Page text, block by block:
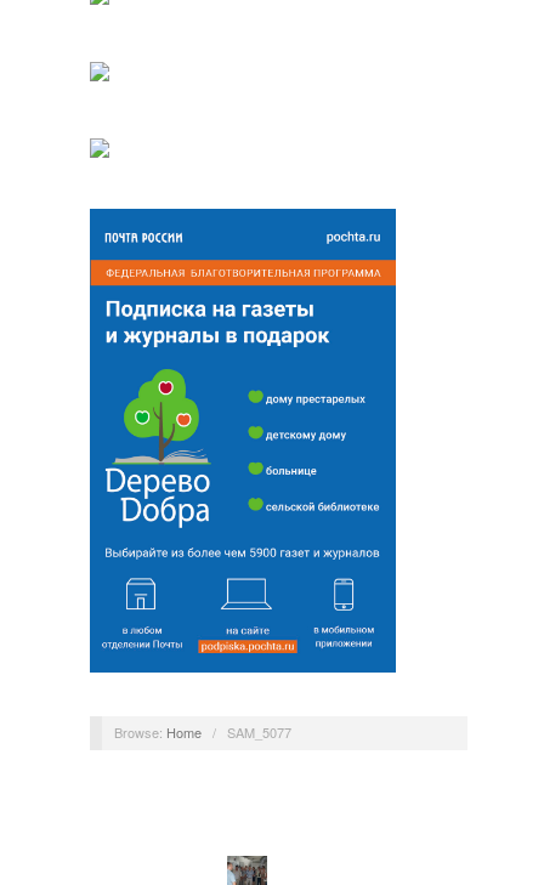
Browse: Home / SAM_5077